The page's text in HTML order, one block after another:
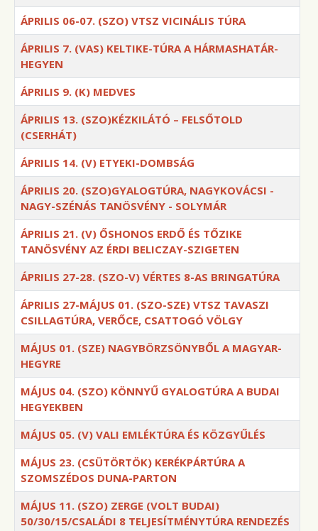
ÁPRILIS 06-07. (SZO) VTSZ VICINÁLIS TÚRA
ÁPRILIS 7. (VAS) KELTIKE-TÚRA A HÁRMASHATÁR-
HEGYEN
ÁPRILIS 9. (K) MEDVES
ÁPRILIS 13. (SZO)KÉZKILÁTÓ – FELSŐTOLD
(CSERHÁT)
ÁPRILIS 14. (V) ETYEKI-DOMBSÁG
ÁPRILIS 20. (SZO)GYALOGTÚRA, NAGYKOVÁCSI -
NAGY-SZÉNÁS TANÖSVÉNY - SOLYMÁR
ÁPRILIS 21. (V) ŐSHONOS ERDŐ ÉS TŐZIKE
TANÖSVÉNY AZ ÉRDI BELICZAY-SZIGETEN
ÁPRILIS 27-28. (SZO-V) VÉRTES 8-AS BRINGATÚRA
ÁPRILIS 27-MÁJUS 01. (SZO-SZE) VTSZ TAVASZI
CSILLAGTÚRA, VERŐCE, CSATTOGÓ VÖLGY
MÁJUS 01. (SZE) NAGYBÖRZSÖNYBŐL A MAGYAR-
HEGYRE
MÁJUS 04. (SZO) KÖNNYŰ GYALOGTÚRA A BUDAI
HEGYEKBEN
MÁJUS 05. (V) VALI EMLÉKTÚRA ÉS KÖZGYŰLÉS
MÁJUS 23. (CSÜTÖRTÖK) KERÉKPÁRTÚRA A
SZOMSZÉDOS DUNA-PARTON
MÁJUS 11. (SZO) ZERGE (VOLT BUDAI)
50/30/15/CSALÁDI 8 TELJESÍTMÉNYTÚRA RENDEZÉS